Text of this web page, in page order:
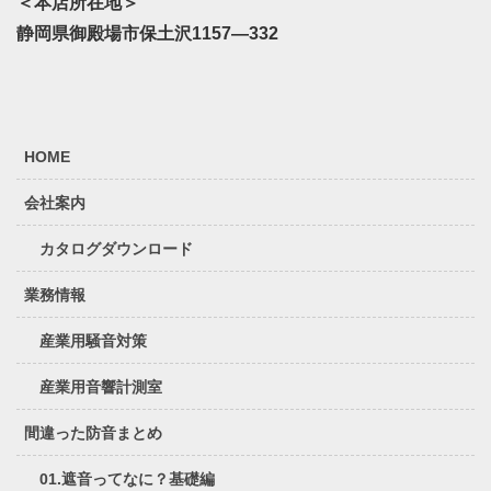
静岡県御殿場市保土沢1157—332
HOME
会社案内
カタログダウンロード
業務情報
産業用騒音対策
産業用音響計測室
間違った防音まとめ
01.遮音ってなに？基礎編